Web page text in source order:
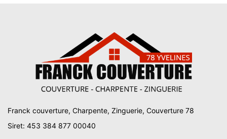
Franck couverture, Charpente, Zinguerie, Couverture 78
Siret: 453 384 877 00040